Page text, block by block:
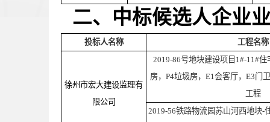
二、中标候选人企业
投标人名称 工程名称
徐州市宏大建设监理有
限公司
2019-86号地块建设项目1#-11#住
房，P4垃圾房，E1会客厅，E3门
工程
2019-56铁路物流园苏山河西地块-